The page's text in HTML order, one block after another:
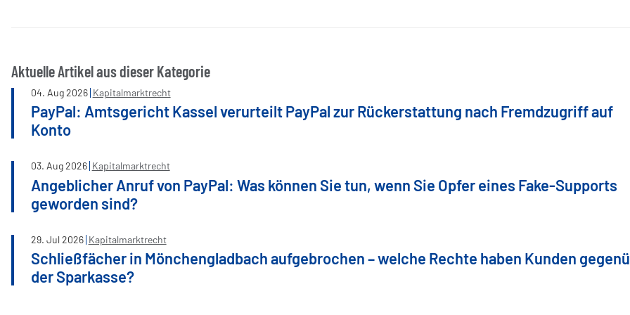
Aktuelle Artikel aus dieser Kategorie
04. Aug2026 Kapitalmarktrecht
PayPal: Amtsgericht Kassel verurteilt PayPal zur Rückerstattung nach Fremdzugriff auf
Konto
03. Aug2026 Kapitalmarktrecht
Angeblicher Anruf von PayPal: Was können Sie tun, wenn Sie Opfer eines Fake-Supports
geworden sind?
29. Jul 2026 Kapitalmarktrecht
Schließfächer in Mönchengladbach aufgebrochen – welche Rechte haben Kunden
der Sparkasse?